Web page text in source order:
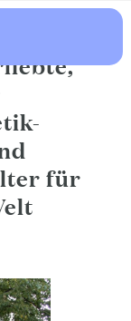
für